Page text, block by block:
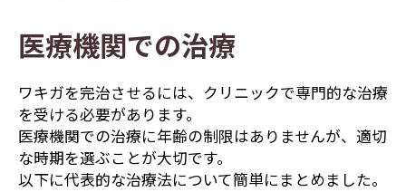
医療機関での治療
ワキガを完治させるには、クリニックで専門的な治療
を受ける必要があります。
医療機関での治療に年齢の制限はありませんが、適切
な時期を選ぶことが大切です。
以下に代表的な治療法について簡単にまとめました。